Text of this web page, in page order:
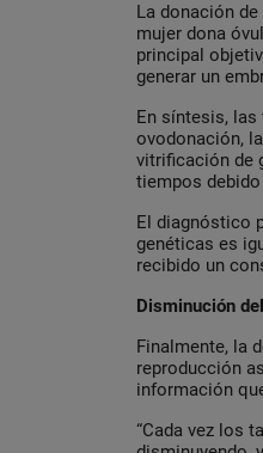
La donación
mujer dona
principal
generar un
En síntesis,
ovodonación,
vitrificación de
tiempos
El diagnóstico
genéticas es
recibido un
Disminución
Finalmente, la
reproducción
información
“Cada vez los